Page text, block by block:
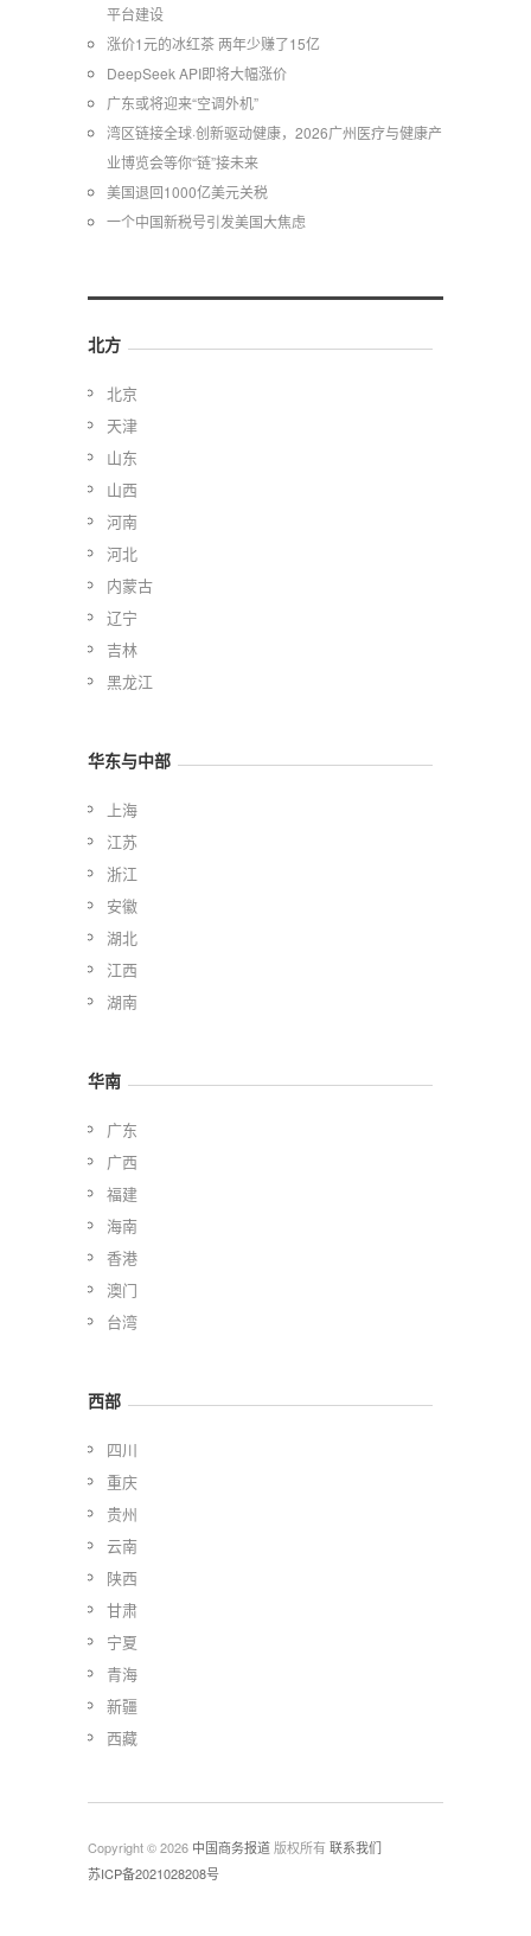
平台建设
涨价1元的冰红茶 两年少赚了15亿
DeepSeek API即将大幅涨价
广东或将迎来“空调外机”
湾区链接全球·创新驱动健康，2026广州医疗与健康产
业博览会等你“链”接未来
美国退回1000亿美元关税
一个中国新税号引发美国大焦虑
北方
北京
天津
山东
山西
河南
河北
内蒙古
辽宁
吉林
黑龙江
华东与中部
上海
江苏
浙江
安徽
湖北
江西
湖南
华南
广东
广西
福建
海南
香港
澳门
台湾
西部
四川
重庆
贵州
云南
陕西
甘肃
宁夏
青海
新疆
西藏
Copyright © 2026 中国商务报道 版权所有联系我们
苏ICP备2021028208号